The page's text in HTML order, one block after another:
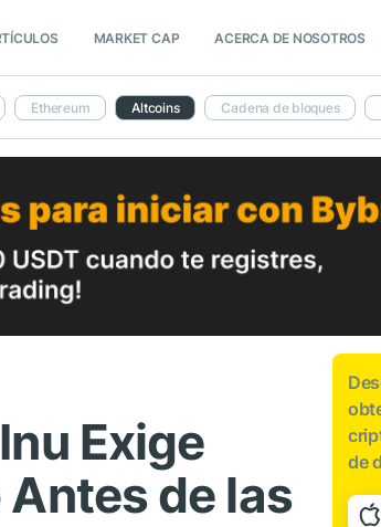
MARKET CAP ACERCA DE NOSOTROS
Ethereum Altcoins Cadena de bloques
Exige
de las
de